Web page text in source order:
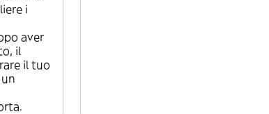
i
aver
il
il tuo